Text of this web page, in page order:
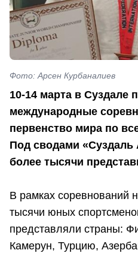
Фото: Арсен Курбаналиев
10-14 марта в Суздале
международные
первенство мира по
Под сводами
более тысячи
В рамках соревнований
тысячи юных
представляли страны:
Камерун, Турцию,